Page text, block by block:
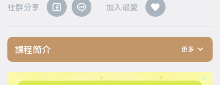
社群分享 加入最愛
課程簡介